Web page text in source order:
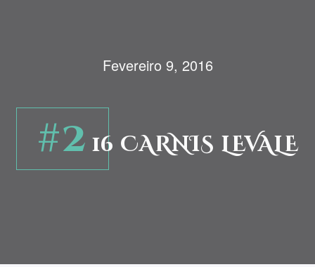
Fevereiro 9, 2016
#2 16 CARNIS LEVALE